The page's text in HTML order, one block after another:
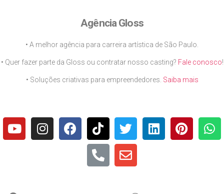
Agência Gloss
• A melhor agência para carreira artística de São Paulo.
• Quer fazer parte da Gloss ou contratar nosso casting? Fale conosco!
• Soluções criativas para empreendedores. Saiba mais